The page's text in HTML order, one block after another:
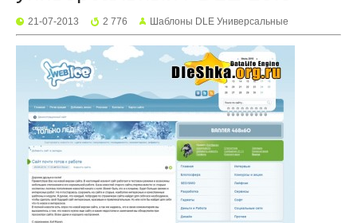
21-07-2013 2 776 Шаблоны DLE Универсальные